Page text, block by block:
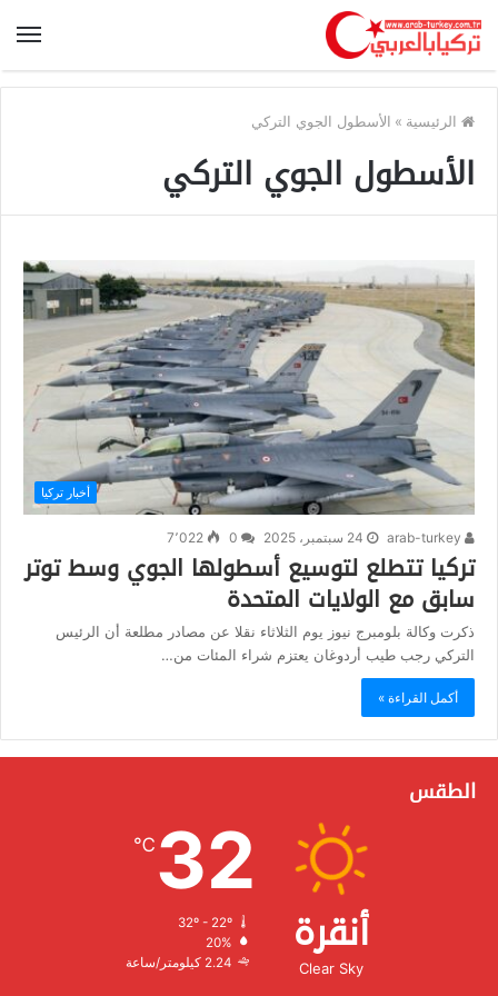
الرئيسية » الأسطول الجوي التركي
الأسطول الجوي التركي
أخبار تركيا
24 سبتمبر، 2025 7٬022
تركيا تتطلع لتوسيع أسطولها الجوي وسط توتر
سابق مع الولايات المتحدة
ذكرت وكالة بلومبرج نيوز يوم الثلاثاء نقلا عن مصادر مطلعة أن الرئيس
التركي رجب طيب أردوغان يعتزم شراء المئات من…
أكمل القراءة »
الطقس
أنقرة
Clear Sky
32
℃
32º - 22º
الرطوبة:
الرياح: